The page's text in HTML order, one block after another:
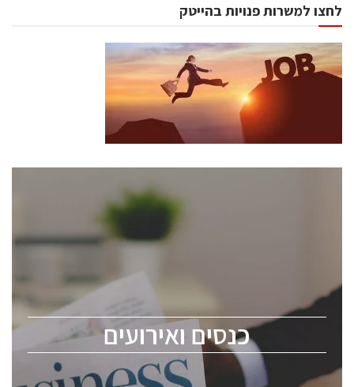
לחצו למשרות פנויות בהייטק
כנסים ואירועים
כנסים ואירועים
לכל העוסקים בתעשיית הסמיקונדקטור כולל מהנדסים,
ChipEx2026 will be held on May 12-13, 2026. The
conference is intended for everyone involved in the